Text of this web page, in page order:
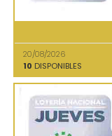
20/08/2026
10 DISPONIBLES